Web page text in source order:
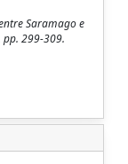
Saramago e
pp. 299-309.